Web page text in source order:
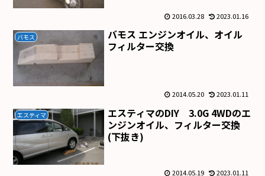
2016.03.28 2023.01.16
バモス
バモス エンジンオイル、オイル
フィルター交換
2014.05.20 2023.01.11
エスティマ
エスティマのDIY 3.0G 4WDのエ
ンジンオイル、フィルター交換
(下抜き)
2014.05.19 2023.01.11